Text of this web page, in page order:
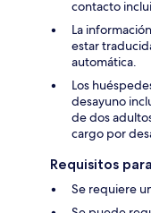
contacto
La
estar
automática.
Los
desayuno
de dos
cargo por
Requisitos
Se requiere